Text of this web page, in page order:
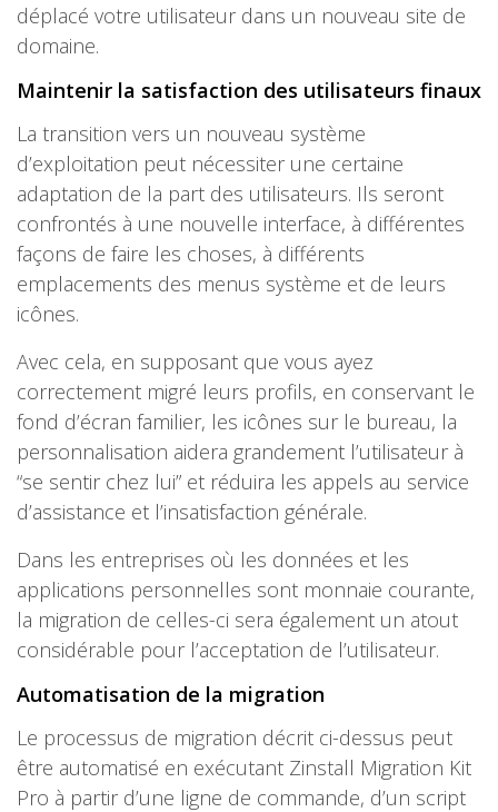
déplacé votre utilisateur dans un nouveau site de
domaine.
Maintenir la satisfaction des utilisateurs finaux
La transition vers un nouveau système
d’exploitation peut nécessiter une certaine
adaptation de la part des utilisateurs. Ils seront
confrontés à une nouvelle interface, à différentes
façons de faire les choses, à différents
emplacements des menus système et de leurs
icônes.
Avec cela, en supposant que vous ayez
correctement migré leurs profils, en conservant le
fond d’écran familier, les icônes sur le bureau, la
personnalisation aidera grandement l’utilisateur à
“se sentir chez lui” et réduira les appels au service
d’assistance et l’insatisfaction générale.
Dans les entreprises où les données et les
applications personnelles sont monnaie courante,
la migration de celles-ci sera également un atout
considérable pour l’acceptation de l’utilisateur.
Automatisation de la migration
Le processus de migration décrit ci-dessus peut
être automatisé en exécutant Zinstall Migration Kit
Pro à partir d’une ligne de commande, d’un script